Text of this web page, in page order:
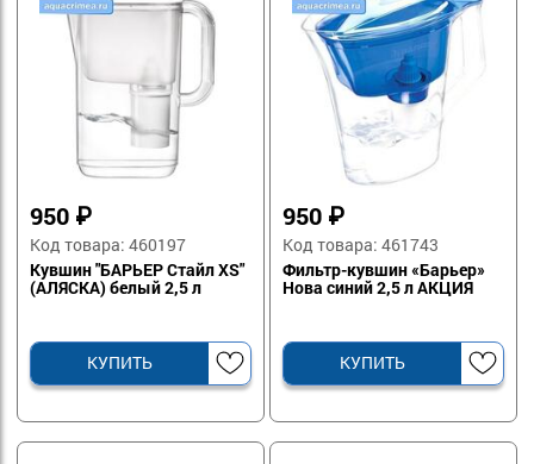
950 ₽
Код товара: 460197
Кувшин "БАРЬЕР Стайл XS"
(АЛЯСКА) белый 2,5 л
КУПИТЬ
950 ₽
Код товара: 461743
Фильтр-кувшин «Барьер»
Нова синий 2,5 л АКЦИЯ
КУПИТЬ